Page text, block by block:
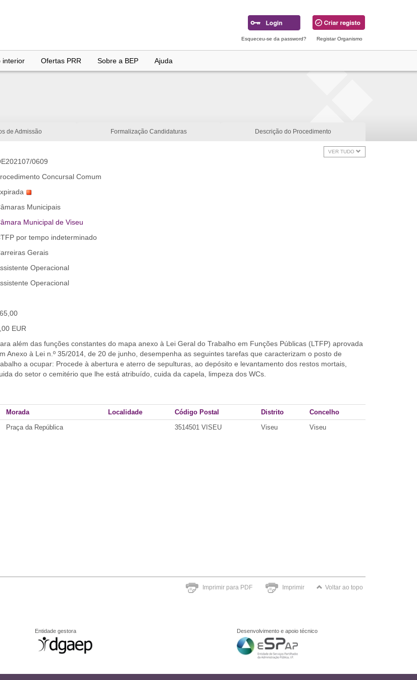
Esqueceu-se da password? Registar Organismo
interior Ofertas PRR Sobre a BEP Ajuda
de Admissão Formalização Candidaturas Descrição do Procedimento
VER TUDO
0609
Concursal Comum
Municipais
Municipal de Viseu
por tempo indeterminado
Gerais
Operacional
Operacional
EUR
além das funções constantes do mapa anexo à Lei Geral do Trabalho em Funções Públicas (LTFP) aprovada
Anexo à Lei n.º 35/2014, de 20 de junho, desempenha as seguintes tarefas que caracterizam o posto de
a ocupar: Procede à abertura e aterro de sepulturas, ao depósito e levantamento dos restos mortais,
do setor o cemitério que lhe está atribuído, cuida da capela, limpeza dos WCs.
Morada Localidade Código Postal Distrito
Concelho
Praça da República 3514501 VISEU Viseu Viseu
Imprimir para PDF Imprimir Voltar ao topo
Entidade gestora Desenvolvimento e apoio técnico